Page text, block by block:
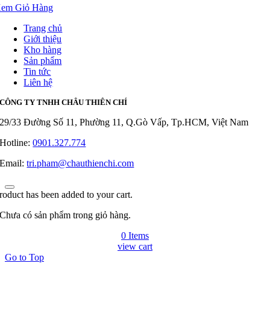
Giỏ Hàng
Trang chủ
Giới thiệu
Kho hàng
Sản phẩm
Tin tức
Liên hệ
CÔNG TY TNHH CHÂU THIÊN CHÍ
29/33 Đường Số 11, Phường 11, Q.Gò Vấp, Tp.HCM, Việt Nam
Hotline:0901.327.774
Email:tri.pham@chauthienchi.com
has been added to your cart.
Chưa có sản phẩm trong giỏ hàng.
0 Items
view cart
Go to Top